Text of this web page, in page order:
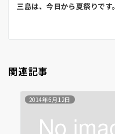
ン
三島は、今日から夏祭りです。
関連記事
2014年6月12日